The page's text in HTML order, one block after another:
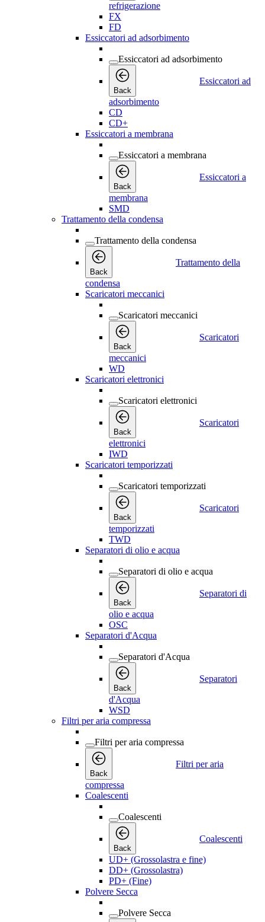
refrigerazione
FX
FD
Essiccatori ad adsorbimento
Essiccatori ad adsorbimento
Back
Essiccatori ad
adsorbimento
CD
CD+
Essiccatori a membrana
Essiccatori a membrana
Back
Essiccatori a
membrana
SMD
Trattamento della condensa
Trattamento della condensa
Back
Trattamento della
condensa
Scaricatori meccanici
Scaricatori meccanici
Back
Scaricatori
meccanici
WD
Scaricatori elettronici
Scaricatori elettronici
Back
Scaricatori
elettronici
IWD
Scaricatori temporizzati
Scaricatori temporizzati
Back
Scaricatori
temporizzati
TWD
Separatori di olio e acqua
Separatori di olio e acqua
Back
Separatori di
olio e acqua
OSC
Separatori d'Acqua
Separatori d'Acqua
Back
Separatori
d'Acqua
WSD
Filtri per aria compressa
Filtri per aria compressa
Back
Filtri per aria
compressa
Coalescenti
Coalescenti
Back
Coalescenti
UD+ (Grossolastra e fine)
DD+ (Grossolastra)
PD+ (Fine)
Polvere Secca
Polvere Secca